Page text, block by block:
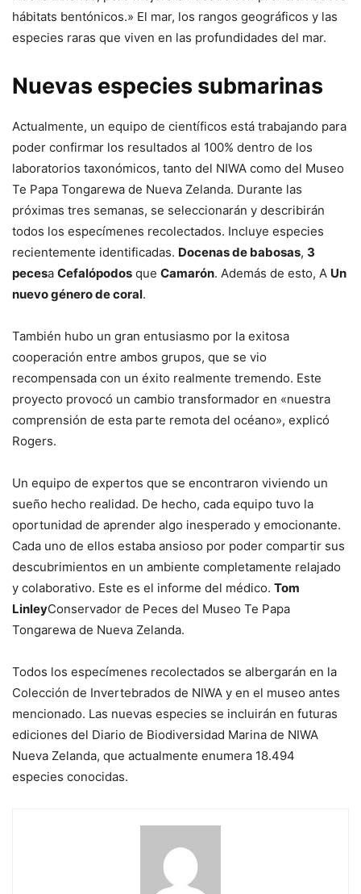
hábitats bentónicos.» El mar, los rangos geográficos y las
especies raras que viven en las profundidades del mar.
Nuevas especies submarinas
Actualmente, un equipo de científicos está trabajando para
poder confirmar los resultados al 100% dentro de los
laboratorios taxonómicos, tanto del NIWA como del Museo
Te Papa Tongarewa de Nueva Zelanda. Durante las
próximas tres semanas, se seleccionarán y describirán
todos los especímenes recolectados. Incluye especies
recientemente identificadas. Docenas de babosas, 3
pecesa Cefalópodos que Camarón. Además de esto, A Un
nuevo género de coral.
También hubo un gran entusiasmo por la exitosa
cooperación entre ambos grupos, que se vio
recompensada con un éxito realmente tremendo. Este
proyecto provocó un cambio transformador en «nuestra
comprensión de esta parte remota del océano», explicó
Rogers.
Un equipo de expertos que se encontraron viviendo un
sueño hecho realidad. De hecho, cada equipo tuvo la
oportunidad de aprender algo inesperado y emocionante.
Cada uno de ellos estaba ansioso por poder compartir sus
descubrimientos en un ambiente completamente relajado
y colaborativo. Este es el informe del médico. Tom
LinleyConservador de Peces del Museo Te Papa
Tongarewa de Nueva Zelanda.
Todos los especímenes recolectados se albergarán en la
Colección de Invertebrados de NIWA y en el museo antes
mencionado. Las nuevas especies se incluirán en futuras
ediciones del Diario de Biodiversidad Marina de NIWA
Nueva Zelanda, que actualmente enumera 18.494
especies conocidas.